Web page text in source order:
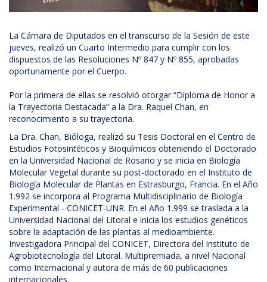
La Cámara de Diputados en el transcurso de la Sesión de este
jueves, realizó un Cuarto Intermedio para cumplir con los
dispuestos de las Resoluciones Nº 847 y Nº 855, aprobadas
oportunamente por el Cuerpo.
Por la primera de ellas se resolvió otorgar “Diploma de Honor a
la Trayectoria Destacada” a la Dra. Raquel Chan, en
reconocimiento a su trayectoria.
La Dra. Chan, Bióloga, realizó su Tesis Doctoral en el Centro de
Estudios Fotosintéticos y Bioquímicos obteniendo el Doctorado
en la Universidad Nacional de Rosario y se inicia en Biología
Molecular Vegetal durante su post-doctorado en el Instituto de
Biología Molecular de Plantas en Estrasburgo, Francia. En el Año
1.992 se incorpora al Programa Multidisciplinario de Biología
Experimental - CONICET-UNR. En el Año 1.999 se traslada a la
Universidad Nacional del Litoral e inicia los estudios genéticos
sobre la adaptación de las plantas al medioambiente.
Investigadora Principal del CONICET, Directora del Instituto de
Agrobiotecnología del Litoral. Multipremiada, a nivel Nacional
como Internacional y autora de más de 60 publicaciones
internacionales.